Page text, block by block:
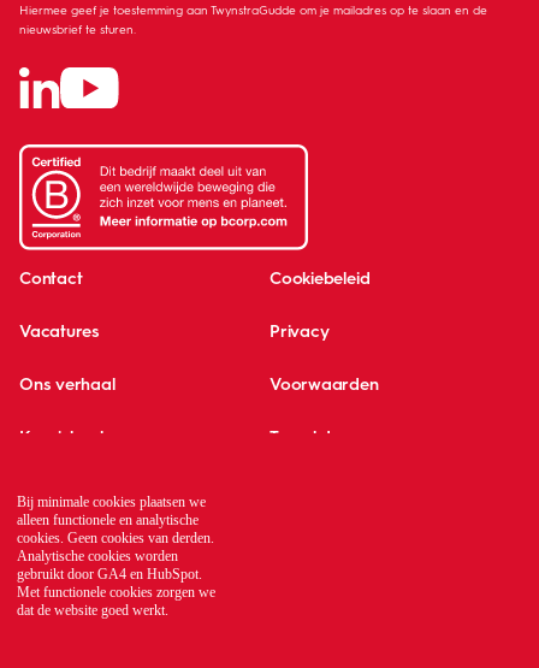
Bij minimale cookies plaatsen we
alleen functionele en analytische
cookies. Geen cookies van derden.
Analytische cookies worden
gebruikt door GA4 en HubSpot.
Met functionele cookies zorgen we
dat de website goed werkt.
Contact Cookiebeleid
Vacatures Privacy
Ons verhaal Voorwaarden
Kennisbank Translate
Hiermee geef je toestemming aan TwynstraGudde om je mailadres op te slaan en de
nieuwsbrief te sturen.